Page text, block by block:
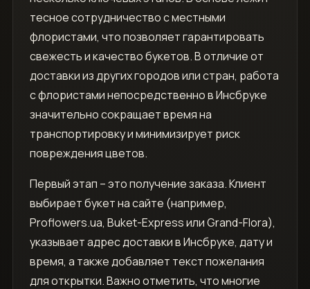
тесное сотрудничество с местными
флористами, что позволяет гарантировать
свежесть и качество букетов. В отличие от
доставки из других городов или стран, работа
с флористами непосредственно в Инсбруке
значительно сокращает время на
транспортировку и минимизирует риск
повреждения цветов.
Первый этап – это получение заказа. Клиент
выбирает букет на сайте (например,
Proflowers.ua, Buket-Express или Grand-Flora),
указывает адрес доставки в Инсбруке, дату и
время, а также добавляет текст пожелания
для открытки. Важно отметить, что многие